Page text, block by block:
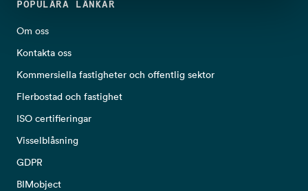
POPULÄRA LÄNKAR
Om oss
Kontakta oss
Kommersiella fastigheter och offentlig sektor
Flerbostad och fastighet
ISO certifieringar
Visselblåsning
GDPR
BIMobject